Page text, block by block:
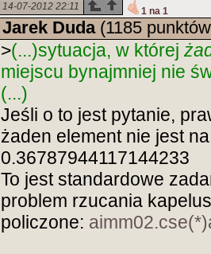
14-07-2012 22:11 1 na 1
Jarek Duda(1185
>(...)sytuacja, w której
miejscu bynajmniej nie
(...)
Jeśli o to jest pytanie,
żaden element nie jest
0.36787944117144233
To jest standardowe
problem rzucania
policzone: